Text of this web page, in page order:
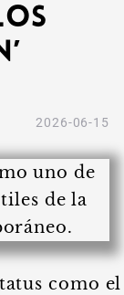
2026-06-15
como el